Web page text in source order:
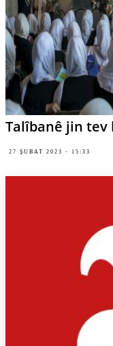
Talîbanê jin
27 ŞUBAT 2023 - 15:33